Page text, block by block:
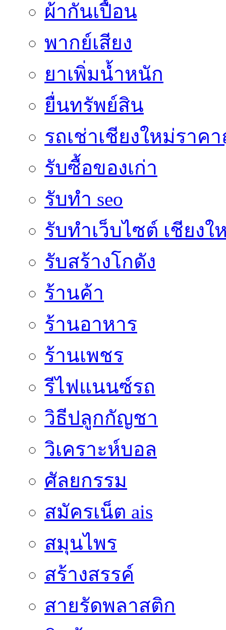
ผ้ากันเปื้อน
พากย์เสียง
ยาเพิ่มน้ำหนัก
ยื่นทรัพย์สิน
รถเช่าเชียงใหม่ราค
รับซื้อของเก่า
รับทำ seo
รับทำเว็บไซต์ เชียงใ
รับสร้างโกดัง
ร้านค้า
ร้านอาหาร
ร้านเพชร
รีไฟแนนซ์รถ
วิธีปลูกกัญชา
วิเคราะห์บอล
ศัลยกรรม
สมัครเน็ต ais
สมุนไพร
สร้างสรรค์
สายรัดพลาสติก